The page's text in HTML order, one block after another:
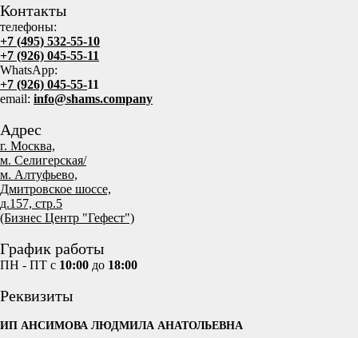
Контакты
телефоны:
+7 (495) 532-55-10
+7 (926) 045-55-11
WhatsApp:
+7 (926) 045-55-11
email: info@shams.company
Адрес
г. Москва,
м. Селигерская/
м. Алтуфьево,
Дмитровское шоссе,
д.157, стр.5
(Бизнес Центр "Гефест")
График работы
ПН - ПТ с 10:00 до 18:00
Реквизиты
ИП АНСИМОВА ЛЮДМИЛА АНАТОЛЬЕВНА